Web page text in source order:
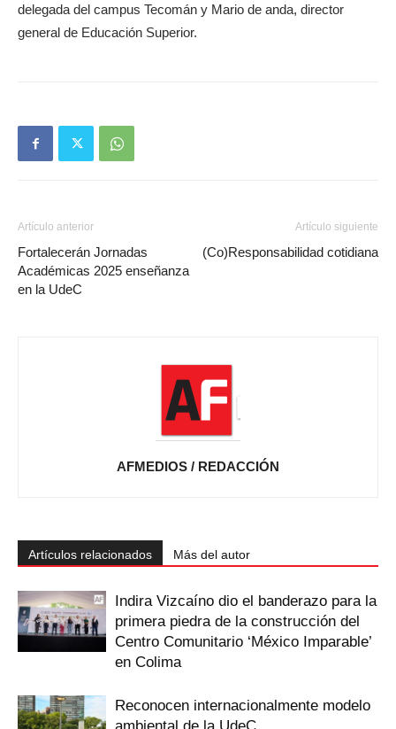
delegada del campus Tecomán y Mario de anda, director
general de Educación Superior.
Artículo anterior
Fortalecerán Jornadas
Académicas 2025 enseñanza
en la UdeC
Artículo siguiente
(Co)Responsabilidad cotidiana
AFMEDIOS / REDACCIÓN
Artículos relacionados Más del autor
Indira Vizcaíno dio el banderazo para la
primera piedra de la construcción del
Centro Comunitario ‘México Imparable’
en Colima
Reconocen internacionalmente modelo